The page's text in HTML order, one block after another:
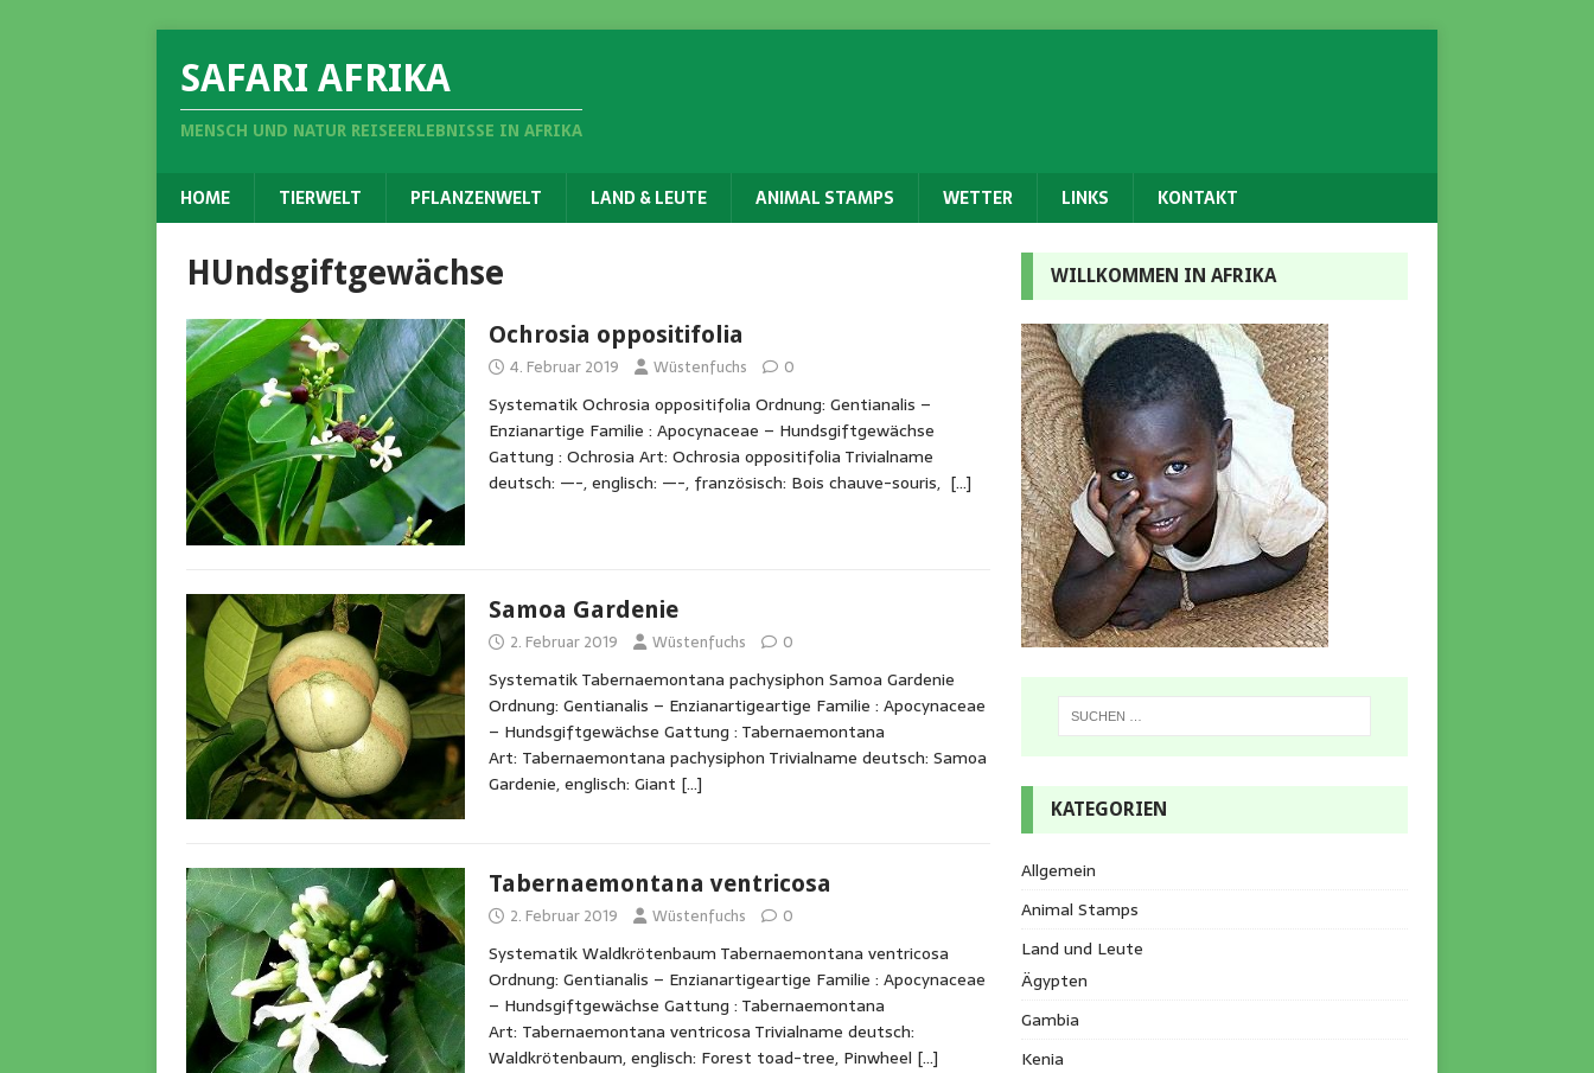
SAFARI AFRIKA
MENSCH UND NATUR REISEERLEBNISSE IN AFRIKA
HOME TIERWELT PFLANZENWELT LAND & LEUTE ANIMAL STAMPS WETTER LINKS KONTAKT
HUndsgiftgewächse
Ochrosia oppositifolia
4. Februar 2019 Wüstenfuchs 0
Systematik Ochrosia oppositifolia Ordnung: Gentianalis –
Enzianartige Familie : Apocynaceae – Hundsgiftgewächse
Gattung : Ochrosia Art: Ochrosia oppositifolia Trivialname
deutsch: —-, englisch: —-, französisch: Bois chauve-souris, […]
Samoa Gardenie
2. Februar 2019 Wüstenfuchs 0
Systematik Tabernaemontana pachysiphon Samoa Gardenie
Ordnung: Gentianalis – Enzianartigeartige Familie : Apocynaceae
– Hundsgiftgewächse Gattung : Tabernaemontana
Art: Tabernaemontana pachysiphon Trivialname deutsch: Samoa
Gardenie, englisch: Giant […]
Tabernaemontana ventricosa
2. Februar 2019 Wüstenfuchs 0
Systematik Waldkrötenbaum Tabernaemontana ventricosa
Ordnung: Gentianalis – Enzianartigeartige Familie : Apocynaceae
– Hundsgiftgewächse Gattung : Tabernaemontana
Art: Tabernaemontana ventricosa Trivialname deutsch:
Waldkrötenbaum, englisch: Forest toad-tree, Pinwheel […]
WILLKOMMEN IN AFRIKA
KATEGORIEN
Allgemein
Animal Stamps
Land und Leute
Ägypten
Gambia
Kenia